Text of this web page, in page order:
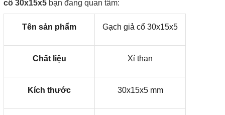
cổ 30x15x5 bạn đang quan tâm:
Tên sản phẩm Gạch giả cổ 30x15x5
Chất liệu Xỉ than
Kích thước 30x15x5 mm